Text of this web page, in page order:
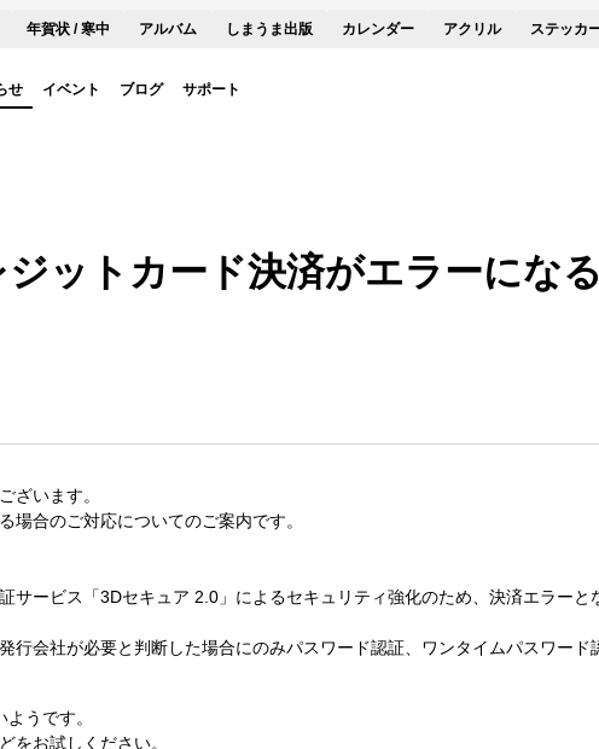
年賀状 / 寒中 アルバム しまうま出版 カレンダー アクリル ステッカ
せ イベント ブログ サポート
ットカード決済がエラーにな
ざいます。
場合のご対応についてのご案内です。
サービス「3Dセキュア 2.0」によるセキュリティ強化のため、決済エラーと
行会社が必要と判断した場合にのみパスワード認証、ワンタイムパスワード
うです。
をお試しください。